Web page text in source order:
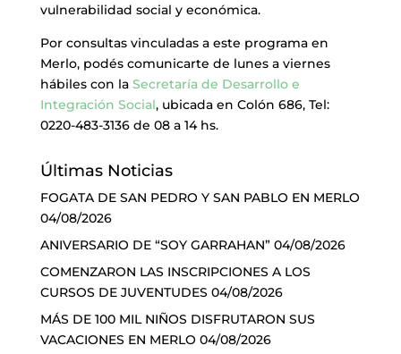
vulnerabilidad social y económica.
Por consultas vinculadas a este programa en
Merlo, podés comunicarte de lunes a viernes
hábiles con la Secretaría de Desarrollo e
Integración Social, ubicada en Colón 686, Tel:
0220-483-3136 de 08 a 14 hs.
Últimas Noticias
FOGATA DE SAN PEDRO Y SAN PABLO EN MERLO
04/08/2026
ANIVERSARIO DE “SOY GARRAHAN” 04/08/2026
COMENZARON LAS INSCRIPCIONES A LOS
CURSOS DE JUVENTUDES 04/08/2026
MÁS DE 100 MIL NIÑOS DISFRUTARON SUS
VACACIONES EN MERLO 04/08/2026